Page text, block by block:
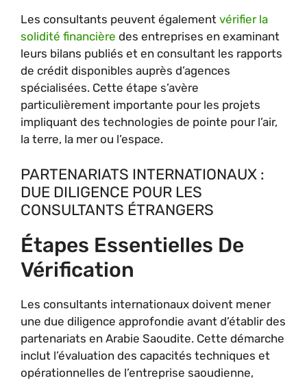
Les consultants peuvent également vérifier la
solidité financière des entreprises en examinant
leurs bilans publiés et en consultant les rapports
de crédit disponibles auprès d’agences
spécialisées. Cette étape s’avère
particulièrement importante pour les projets
impliquant des technologies de pointe pour l’air,
la terre, la mer ou l’espace.
PARTENARIATS INTERNATIONAUX :
DUE DILIGENCE POUR LES
CONSULTANTS ÉTRANGERS
Étapes Essentielles De
Vérification
Les consultants internationaux doivent mener
une due diligence approfondie avant d’établir des
partenariats en Arabie Saoudite. Cette démarche
inclut l’évaluation des capacités techniques et
opérationnelles de l’entreprise saoudienne,